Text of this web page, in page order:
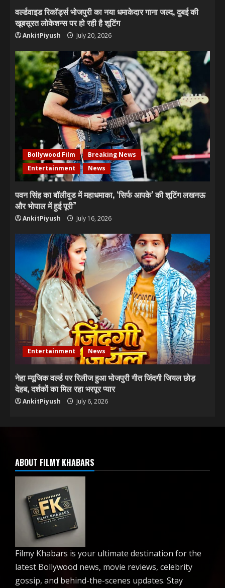
वर्ल्डवाइड रिकॉर्ड्स भोजपुरी का नया धमाकेदार गाना जल्द, दुबई की
खूबसूरत लोकेशन्स पर हो रही है शूटिंग
AnkitPiyush July 20, 2026
Bollywood Film
Breaking News
Entertainment
News
पवन सिंह का बॉलीवुड में महाधमाका, ‘सिर्फ आपके’ की शूटिंग लखनऊ
और भोपाल में हुई पूरी”
AnkitPiyush July 16, 2026
Entertainment News
नेहा म्यूजिक वर्ल्ड पर रिलीज हुआ भोजपुरी गीत जिंदगी जियल छोड़
देहब, दर्शकों का मिल रहा भरपूर प्यार
AnkitPiyush July 6, 2026
ABOUT FILMY KHABARS
Filmy Khabars is your ultimate destination for the
latest Bollywood news, movie reviews, celebrity
gossip, and behind-the-scenes updates. Stay